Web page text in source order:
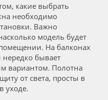
какие выбрать
необходимо
Важно
модель будет
На балконах
бывает
вариантом. Полотна
от света, просты в
уходе.